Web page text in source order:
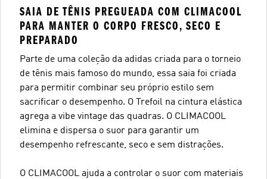
SAIA DE TÊNIS PREGUEADA COM CLIMACOOL
PARA MANTER O CORPO FRESCO, SECO E
PREPARADO
Parte de uma coleção da adidas criada para o torneio
de tênis mais famoso do mundo, essa saia foi criada
para permitir combinar seu próprio estilo sem
sacrificar o desempenho. O Trefoil na cintura elástica
agrega a vibe vintage das quadras. O CLIMACOOL
elimina e dispersa o suor para garantir um
desempenho refrescante, seco e sem distrações.
O CLIMACOOL ajuda a controlar o suor com materiais